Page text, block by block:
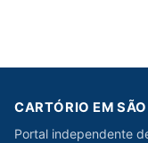
CARTÓRIO EM
Portal independente